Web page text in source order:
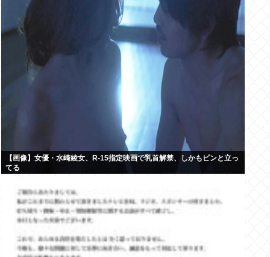
【画像】女優・水崎綾女、R-15指定映画で乳首解禁、しかもピンと立っ
てる